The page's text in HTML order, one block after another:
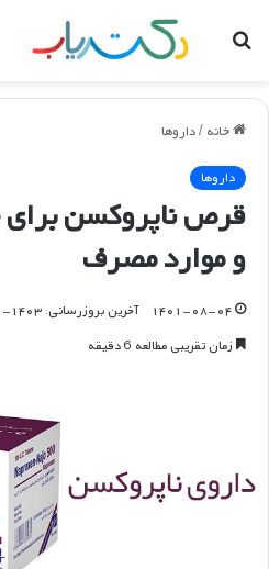
جستجو
خانه /داروها
داروها
قرص ناپروکسن
و موارد مصرف
۱۴۰۱-۰۸-۰۴ آخرین بروزرسانی: ۱۴۰۳-۱۱-۰۱
زمان تقریبی مطالعه 6 دقیقه